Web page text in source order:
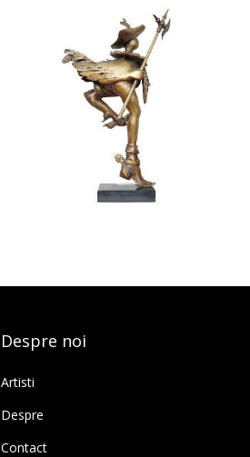
Despre noi
Artisti
Despre
Contact